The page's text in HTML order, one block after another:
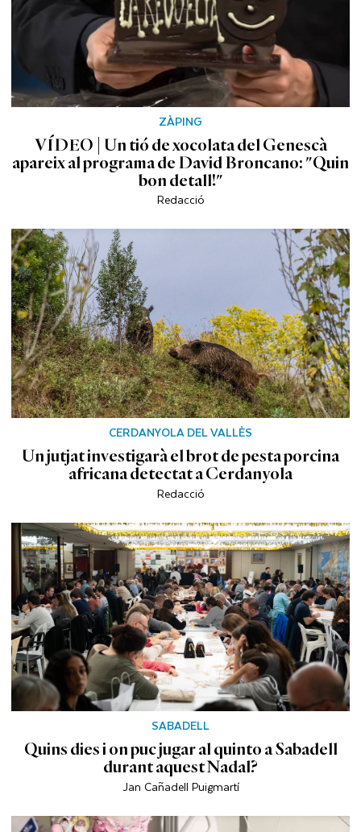
ZÀPING
VÍDEO | Un tió de xocolata del Genescà
apareix al programa de David Broncano: "Quin
bon detall!"
Redacció
CERDANYOLA DEL VALLÈS
Un jutjat investigarà el brot de pesta porcina
africana detectat a Cerdanyola
Redacció
SABADELL
Quins dies i on puc jugar al quinto a Sabadell
durant aquest Nadal?
Jan Cañadell Puigmartí